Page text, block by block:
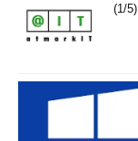
次回は、バッファ
例をいくつか見てみ
参考文献
(1/5)